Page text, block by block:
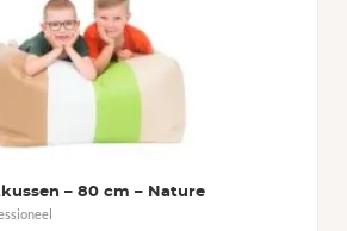
– 80 cm – Nature